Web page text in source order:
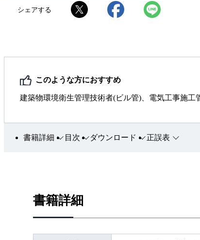
シェアする
このような方におすすめ
建築物環境衛生管理技術者(ビル管)、電気工事施
書籍詳細 目次 ダウンロード 正誤表
書籍詳細